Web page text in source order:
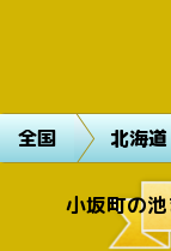
全国 北海
小坂町の